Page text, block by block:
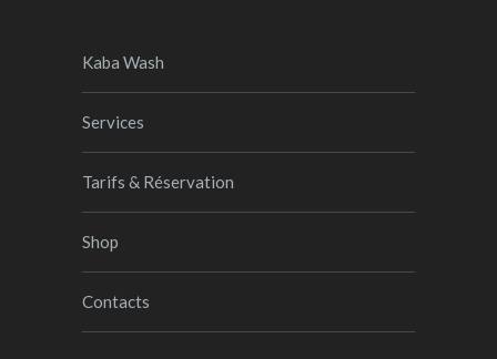
Kaba Wash
Services
Tarifs & Réservation
Shop
Contacts